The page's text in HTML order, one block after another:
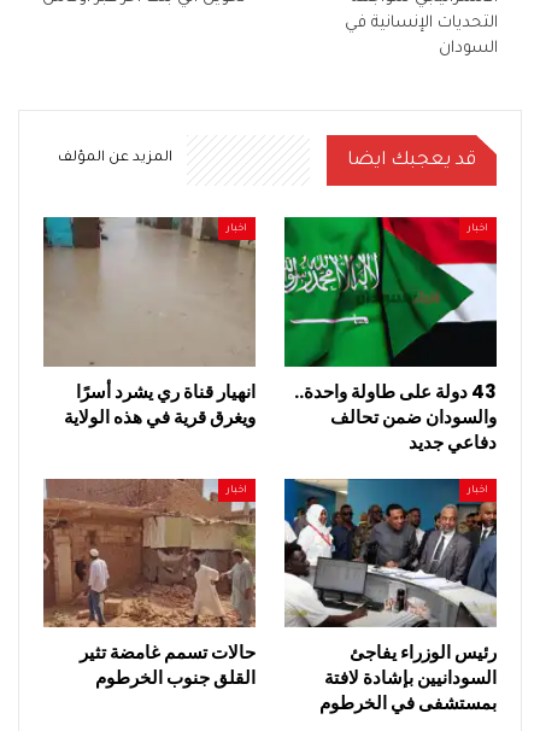
التحديات الإنسانية في
السودان
قد يعجبك ايضا المزيد عن المؤلف
اخبار
43 دولة على طاولة واحدة..
والسودان ضمن تحالف
دفاعي جديد
اخبار
انهيار قناة ري يشرد أسرًا
ويغرق قرية في هذه الولاية
اخبار
رئيس الوزراء يفاجئ
السودانيين بإشادة لافتة
بمستشفى في الخرطوم
اخبار
حالات تسمم غامضة تثير
القلق جنوب الخرطوم